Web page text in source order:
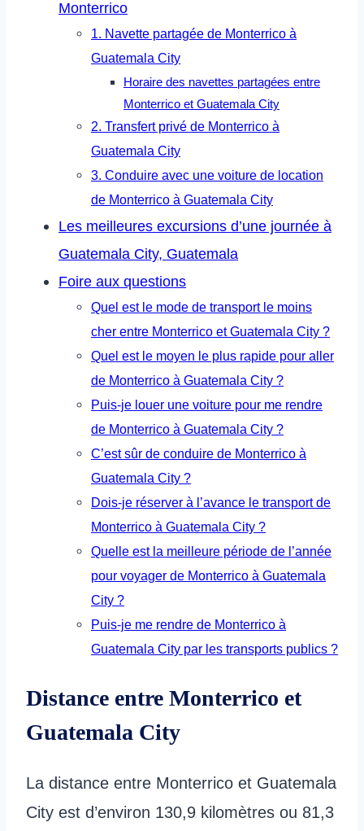
Monterrico
1. Navette partagée de Monterrico à
Guatemala City
Horaire des navettes partagées entre
Monterrico et Guatemala City
2. Transfert privé de Monterrico à
Guatemala City
3. Conduire avec une voiture de location
de Monterrico à Guatemala City
Les meilleures excursions d’une journée à
Guatemala City, Guatemala
Foire aux questions
Quel est le mode de transport le moins
cher entre Monterrico et Guatemala City ?
Quel est le moyen le plus rapide pour aller
de Monterrico à Guatemala City ?
Puis-je louer une voiture pour me rendre
de Monterrico à Guatemala City ?
C’est sûr de conduire de Monterrico à
Guatemala City ?
Dois-je réserver à l’avance le transport de
Monterrico à Guatemala City ?
Quelle est la meilleure période de l’année
pour voyager de Monterrico à Guatemala
City ?
Puis-je me rendre de Monterrico à
Guatemala City par les transports publics ?
Distance entre Monterrico et
Guatemala City
La distance entre Monterrico et Guatemala
City est d’environ 130,9 kilomètres ou 81,3